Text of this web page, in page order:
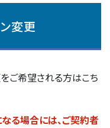
変更
ご希望される方はこち
る場合には、ご契約者